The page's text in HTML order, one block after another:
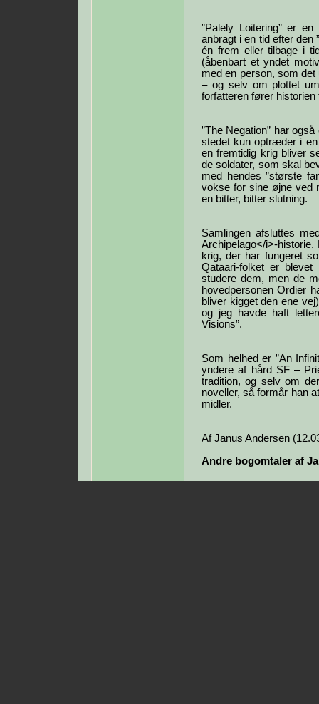
”Palely Loitering” er
anbragt i en tid efter den
én frem eller tilbage i
(åbenbart et yndet
med en person, som
– og selv om plottet
forfatteren fører
”The Negation” har
stedet kun optræder i
en fremtidig krig bliver
de soldater, som skal
med hendes ”største
vokse for sine øjne ved
en bitter, bitter slutning.
Samlingen afsluttes
Archipelago</i>-
krig, der har fungeret
Qataari-folket er
studere dem, men de
hovedpersonen Ordier
bliver kigget den ene
og jeg havde haft
Visions”.
Som helhed er ”An
yndere af hård SF –
tradition, og selv om
noveller, så formår han
midler.
Af Janus Andersen
Andre bogomtaler af